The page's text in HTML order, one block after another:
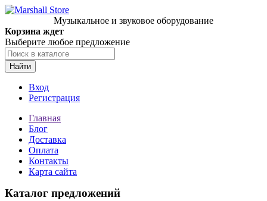
Музыкальное и звуковое оборудование
Корзина ждет
Выберите любое предложение
Найти
Вход
Регистрация
Главная
Блог
Доставка
Оплата
Контакты
Карта сайта
Каталог предложений